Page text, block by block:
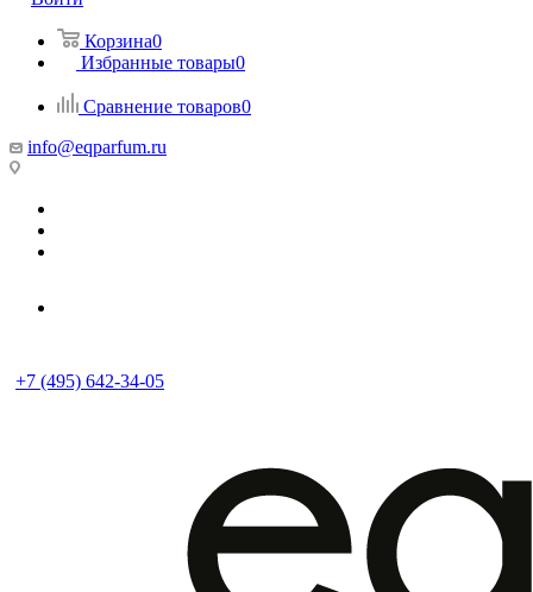
Корзина0
Избранные товары0
Сравнение товаров0
info@eqparfum.ru
+7 (495) 642-34-05